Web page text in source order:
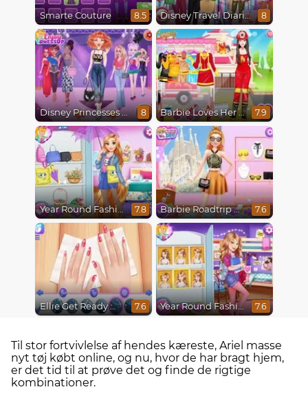
Smarte Couture 8.5 Disney Travel Diaries: City Break 8
Disney Princesses Runway Show 8 Barbie Loves Her Job 7.9
Year Round Fashionista Rapunzel 7.8 Barbie Roadtrip Adventure 7.6
Ellie Get Ready With Me 2 7.6 Year Round Fashionista Belle 7.6
Til stor fortvivlelse af hendes kæreste, Ariel masse
nyt tøj købt online, og nu, hvor de har bragt hjem,
er det tid til at prøve det og finde de rigtige
kombinationer.